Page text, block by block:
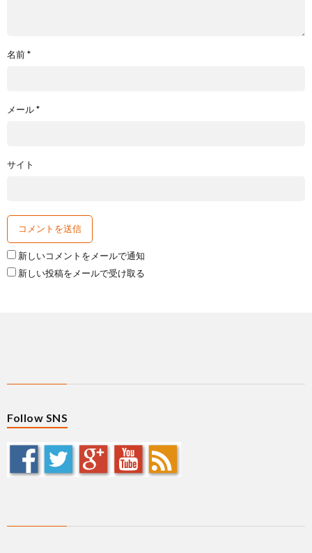
名前*
メール*
サイト
新しいコメントをメールで通知
新しい投稿をメールで受け取る
Follow SNS